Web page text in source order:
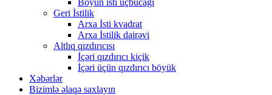
Boyun isti üçbucağı
Geri İstilik
Arxa İsti kvadrat
Arxa İstilik dairəvi
Altlıq qızdırıcısı
İçəri qızdırıcı kiçik
İçəri üçün qızdırıcı böyük
Xəbərlər
Bizimlə əlaqə saxlayın